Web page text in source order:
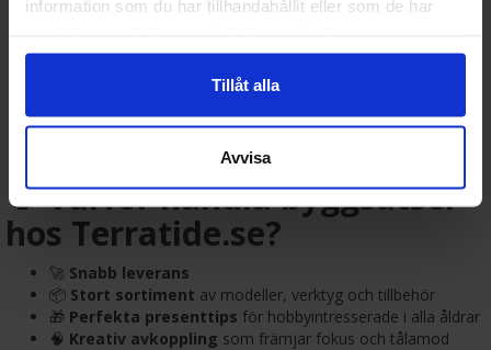
information som du har tillhandahållit eller som de har
Tillåt alla
Avvisa
idealiska för barn och nybörjare.
med hög detaljrikedom.
Warhammer & miniatyrbyggsatser
Fordon & historiska modeller: Stridsvagnar, flygplan,
🎯 Varför handla byggsatser
hos Terratide.se?
🚀 Snabb leverans
📦 Stort sortiment av modeller, verktyg och tillbehör
🎁 Perfekta presenttips för hobbyintresserade i alla åldrar
🧠 Kreativ avkoppling som främjar fokus och tålamod